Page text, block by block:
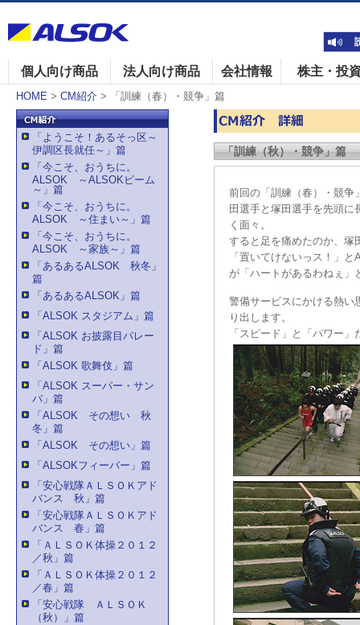
個人向け商品 法人向け商品 会社情報 株主・投
HOME > CM紹介 > 「訓練（春）・競争」篇
「訓練（秋）・競争」篇
前回の「訓練（春）・競争
田選手と塚田選手を先頭
く面々。
すると足を痛めたのか、塚
「置いてけないっス！」
が「ハートがあるわねぇ」
警備サービスにかける熱い
り出します。
「スピード」と「パワー
「ようこそ！あるそっ区～
伊調区長就任～」篇
「今こそ、おうちに。
ALSOK ～ALSOKビーム
～」篇
「今こそ、おうちに。
ALSOK ～住まい～」篇
「今こそ、おうちに。
ALSOK ～家族～」篇
「あるあるALSOK 秋冬」
篇
「あるあるALSOK」篇
「ALSOK スタジアム」篇
「ALSOK お披露目パレー
ド」篇
「ALSOK 歌舞伎」篇
「ALSOK スーパー・サン
バ」篇
「ALSOK その想い 秋
冬」篇
「ALSOK その想い」篇
「ALSOKフィーバー」篇
「安心戦隊ＡＬＳＯＫアド
バンス 秋」篇
「安心戦隊ＡＬＳＯＫアド
バンス 春」篇
「ＡＬＳＯＫ体操２０１２
／秋」篇
「ＡＬＳＯＫ体操２０１２
／春」篇
「安心戦隊 ＡＬＳＯＫ
（秋）」篇